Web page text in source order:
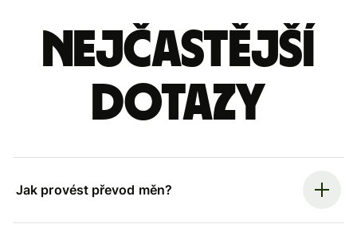
Nejčastější
dotazy
Jak provést převod měn?